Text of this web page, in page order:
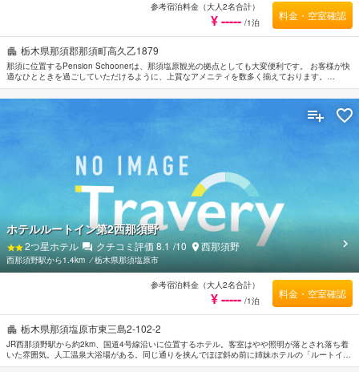
栃木県那須郡那須町高久乙1879
那須に位置するPension Schoonerは、那須塩原観光の拠点としても大変便利です。 お客様が快
適なひとときを過ごしていただけるように、上質なアメニティを数多く揃えております。
Pension Schoonerのスタッフがおもてなしの心を持って丁寧にご対応します。 ルームタイプに
より無料Wi-Fi , 禁煙/喫煙ポリシー：全室禁煙, 露天風呂利用可などの設備が整ったお部屋をご用
意しています。 ご滞在をより楽しくお過ごしいただくため、テニスコートなどのリラクゼーシ
ョンサービスを完備しています。 Pension Schoonerのあたたかいおもてなしと心地よい雰囲気
参考宿泊料金（大人2名合計）
¥ ----- /1泊
料金・空室確認
栃木県那須塩原市東三島2-102-2
JR西那須野駅から約2km、国道4号線沿いに位置するホテル。客室はやや照明が落とされ落ち着
いた雰囲気。人工温泉大浴場がある。同じ通りを挟んでほぼ斜め前に姉妹ホテルの「ルートイン
西那須野」がある。
ホテルルートイン第2西那須野
2つ星ホテル クチコミ評価8.1 /10 西那須野
西那須野駅から1.4km ⁄栃木県那須塩原市
参考宿泊料金（大人2名合計）
¥ ----- /1泊
料金・空室確認